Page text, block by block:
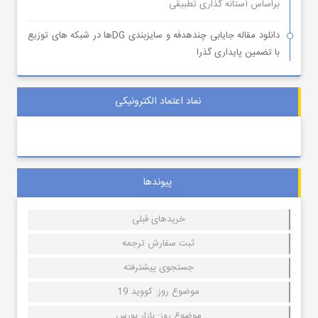
براساس آستانه گذاری تطبیقی
دانلود مقاله جایابی چندهدفه و سایزبندی DGها در شبکه های توزیع
با تضمین پایداری گذرا
نماد اعتماد الکترونیکی
پیوندها
خریدهای قبلی
ثبت سفارش ترجمه
جستجوی پیشترفته
موضوع روز: کووید 19